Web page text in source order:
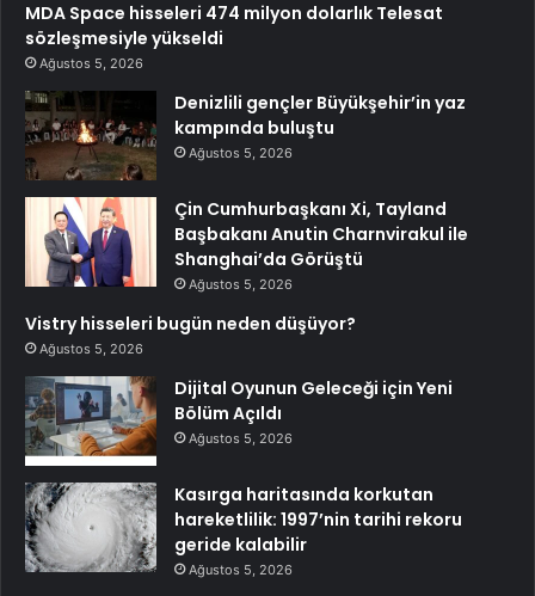
MDA Space hisseleri 474 milyon dolarlık Telesat
sözleşmesiyle yükseldi
Ağustos 5, 2026
Denizlili gençler Büyükşehir’in yaz
kampında buluştu
Ağustos 5, 2026
Çin Cumhurbaşkanı Xi, Tayland
Başbakanı Anutin Charnvirakul ile
Shanghai’da Görüştü
Ağustos 5, 2026
Vistry hisseleri bugün neden düşüyor?
Ağustos 5, 2026
Dijital Oyunun Geleceği için Yeni
Bölüm Açıldı
Ağustos 5, 2026
Kasırga haritasında korkutan
hareketlilik: 1997’nin tarihi rekoru
geride kalabilir
Ağustos 5, 2026